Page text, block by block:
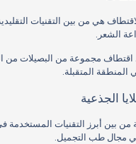
هي من بين التقنيات التقليدية
الشعر.
اقتطاف مجموعة من البصيلات من
المنطقة المتقبلة.
الجذعية
من بين أبرز التقنيات المستخدمة
مجال طب التجميل.